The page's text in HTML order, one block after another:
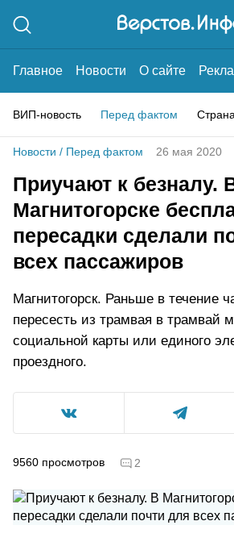
Главное Новости О сайте
ВИП-новость Перед фактом
Новости / Перед фактом 26 мая 2020
Приучают к безналу.
Магнитогорске
пересадки сделали
всех пассажиров
Магнитогорск. Раньше в течение
пересесть из трамвая в трамвай
социальной карты или единого
проездного.
9560 просмотров 2